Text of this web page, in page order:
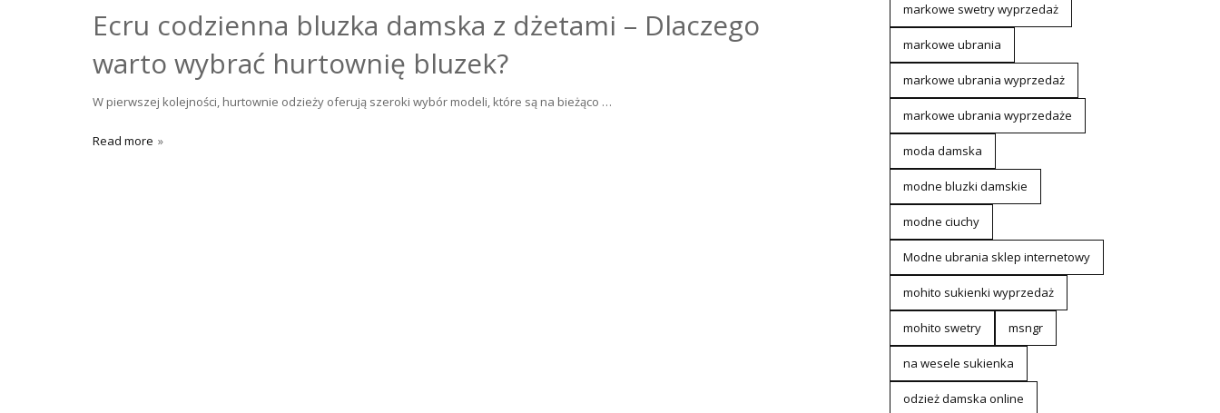
Ecru codzienna bluzka damska z dżetami – Dlaczego
warto wybrać hurtownię bluzek?
W pierwszej kolejności, hurtownie odzieży oferują szeroki wybór modeli, które są na bieżąco …
Read more
markowe swetry wyprzedaż
markowe ubrania
markowe ubrania wyprzedaż
markowe ubrania wyprzedaże
moda damska
modne bluzki damskie
modne ciuchy
Modne ubrania sklep internetowy
mohito sukienki wyprzedaż
mohito swetry msngr
na wesele sukienka
odzież damska online